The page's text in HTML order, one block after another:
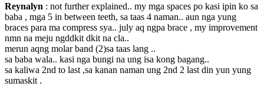
Reynalyn : not further explained.. my mga spaces po kasi ipin ko sa
baba , mga 5 in between teeth, sa taas 4 naman.. aun nga yung
braces para ma compress sya.. july aq ngpa brace , my improvement
nmn na meju ngddkit dkit na cla..
merun aqng molar band (2)sa taas lang ..
sa baba wala.. kasi nga bungi na ung isa kong bagang..
sa kaliwa 2nd to last ,sa kanan naman ung 2nd 2 last din yun yung
sumaskit .